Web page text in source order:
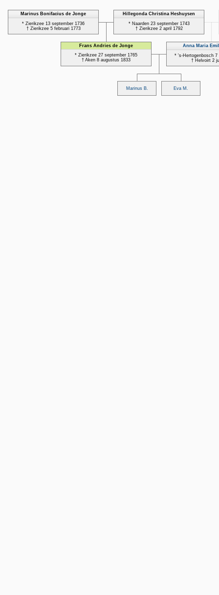
Marinus Bonifacius de Jonge
* Zierikzee 13 september 1736
† Zierikzee 5 februari 1773
Hillegonda Christina Heshuysen
* Naarden 23 september 1743
† Zierikzee 2 april 1792
Frans Andries de Jonge
* Zierikzee 27 september 1765
† Aken 8 augustus 1833
Anna Maria
* 's-Hertogenbosch 7
† Helvoirt 2
Marinus B. Eva M.